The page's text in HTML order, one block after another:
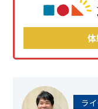
ラ